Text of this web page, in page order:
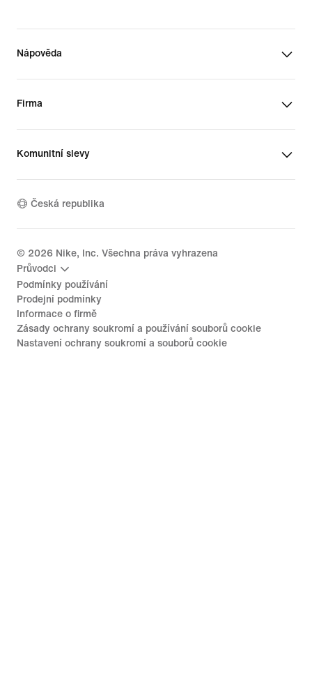
Nápověda
Firma
Komunitní slevy
Česká republika
© 2026 Nike, Inc. Všechna práva vyhrazena
Průvodci
Podmínky používání
Prodejní podmínky
Informace o firmě
Zásady ochrany soukromí a používání souborů cookie
Nastavení ochrany soukromí a souborů cookie